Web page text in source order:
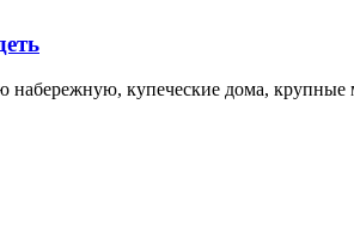
набережную, купеческие дома,